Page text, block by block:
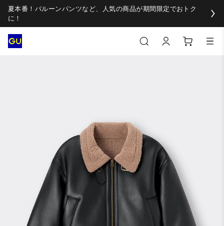
夏本番！バルーンパンツなど、人気の商品が期間限定でおトク
に！